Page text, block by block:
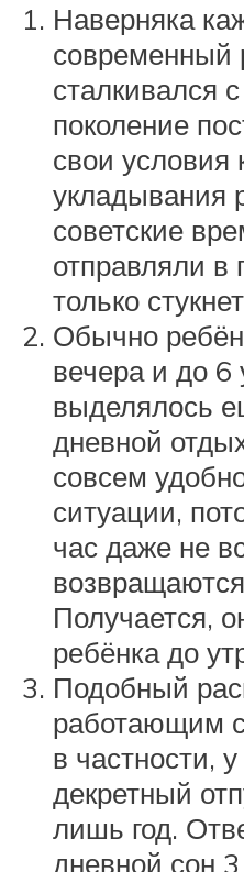
Наверняка
современный
сталкивался
поколение
свои условия
укладывания
советские
отправляли в
только
Обычно
вечера и до 6
выделялось
дневной
совсем
ситуации,
час даже не
Получается,
ребёнка до
Подобный
работающим
в частности,
декретный
лишь год.
дневной сон 3